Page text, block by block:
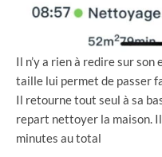
Il n’y a rien à redire sur son
taille lui permet de passer
Il retourne tout seul à sa
repart nettoyer la maison.
minutes au total